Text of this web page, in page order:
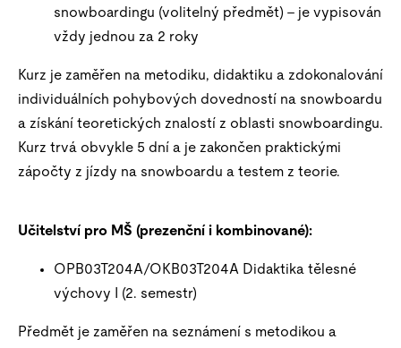
snowboardingu (volitelný předmět) – je vypisován
vždy jednou za 2 roky
Kurz je zaměřen na metodiku, didaktiku a zdokonalování
individuálních pohybových dovedností na snowboardu
a získání teoretických znalostí z oblasti snowboardingu.
Kurz trvá obvykle 5 dní a je zakončen praktickými
zápočty z jízdy na snowboardu a testem z teorie.
Učitelství pro MŠ (prezenční i kombinované):
OPB03T204A/OKB03T204A Didaktika tělesné
výchovy I (2. semestr)
Předmět je zaměřen na seznámení s metodikou a